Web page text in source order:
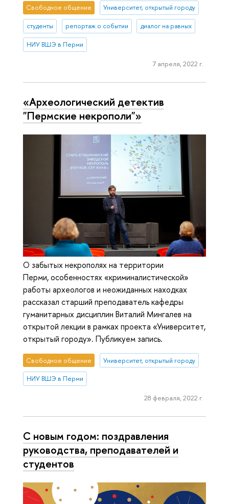
Свободное общение Университет, открытый городу
студенты репортаж о событии диалог на равных
НИУ ВШЭ в Перми
7 апреля, 2022 г.
«Археологический детектив
"Пермские некрополи"»
О забытых некрополях на территории
Перми, особенностях «криминалистической»
работы археологов и неожиданных находках
рассказал старший преподаватель кафедры
гуманитарных дисциплин Виталий Мингалев на
открытой лекции в рамках проекта «Университет,
открытый городу». Публикуем запись.
Свободное общение Университет, открытый городу
НИУ ВШЭ в Перми
28 февраля, 2022 г.
С новым годом: поздравления
руководства, преподавателей и
студентов